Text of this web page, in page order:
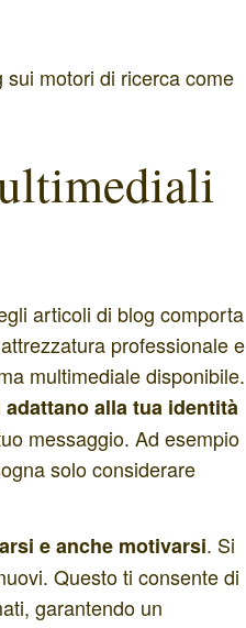
sui motori di ricerca come
articoli di blog comporta
professionale e
multimediale disponibile.
adattano alla tua identità
messaggio. Ad esempio
solo considerare
e anche motivarsi. Si
Questo ti consente di
garantendo un